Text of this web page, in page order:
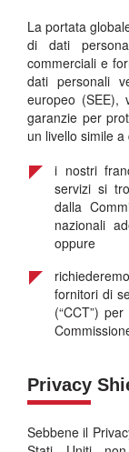
La portata
di dati
commerciali e
dati personali
europeo (SEE),
garanzie per
un livello simile
i nostri
servizi si
dalla
nazionali
oppure
fornitori di
(“CCT”)
Privacy
Sebbene il